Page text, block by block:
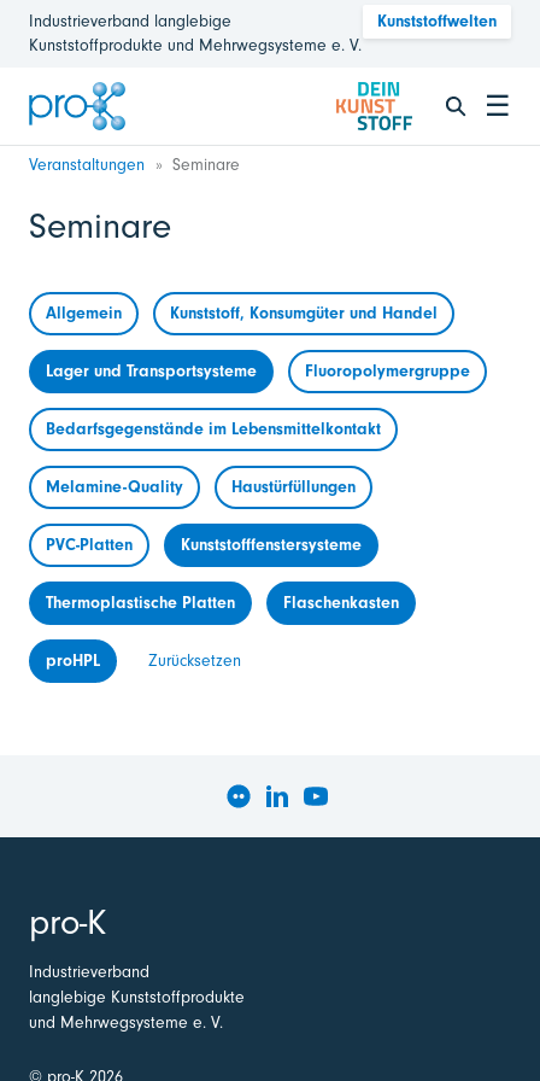
Industrieverband langlebige
Kunststoffprodukte und Mehrwegsysteme e. V.
Kunststoffwelten
☰
Veranstaltungen Seminare
Seminare
Allgemein Kunststoff, Konsumgüter und Handel
Lager und Transportsysteme Fluoropolymergruppe
Bedarfsgegenstände im Lebensmittelkontakt
Melamine-Quality Haustürfüllungen
PVC-Platten Kunststofffenstersysteme
Thermoplastische Platten Flaschenkasten
proHPL Zurücksetzen
pro-K
Industrieverband
langlebige Kunststoffprodukte
und Mehrwegsysteme e. V.
© pro-K 2026